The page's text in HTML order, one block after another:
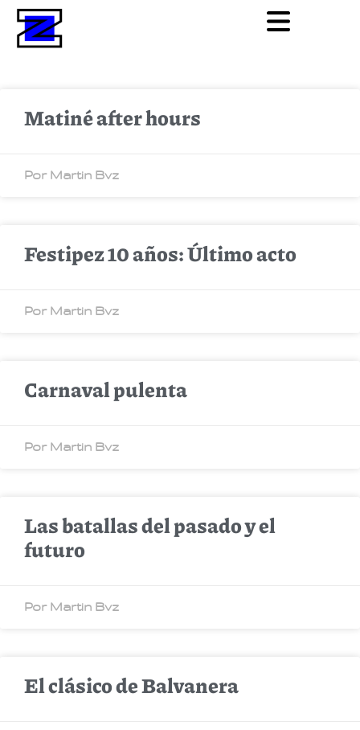
Matiné after hours
Por Martin Bvz
Festipez 10 años: Último acto
Por Martin Bvz
Carnaval pulenta
Por Martin Bvz
Las batallas del pasado y el
futuro
Por Martin Bvz
El clásico de Balvanera